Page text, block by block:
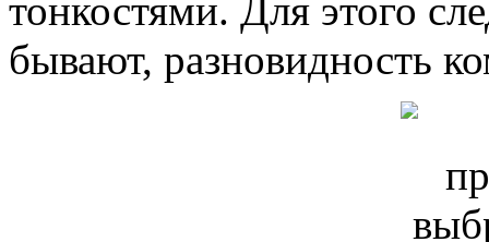
тонкостями. Для этого
бывают, разновидность